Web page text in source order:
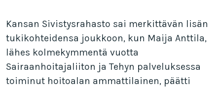
Kansan Sivistysrahasto sai merkittävän lisän
tukikohteidensa joukkoon, kun Maija Anttila,
lähes kolmekymmentä vuotta
Sairaanhoitajaliiton ja Tehyn palveluksessa
toiminut hoitoalan ammattilainen, päätti